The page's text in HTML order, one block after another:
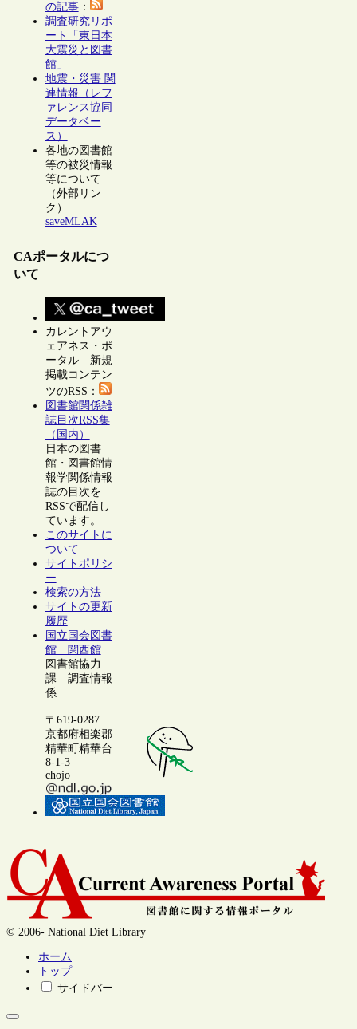
の記事：
調査研究リポ
ート「東日本
大震災と図書
館」
地震・災害 関
連情報（レフ
ァレンス協同
データベー
ス）
各地の図書館
等の被災情報
等について
（外部リン
ク）
saveMLAK
CAポータルにつ
いて
カレントアウ
ェアネス・ポ
ータル 新規
掲載コンテン
ツのRSS：
図書館関係雑
誌目次RSS集
（国内）
日本の図書
館・図書館情
報学関係情報
誌の目次を
RSSで配信し
ています。
このサイトに
ついて
サイトポリシ
ー
検索の方法
サイトの更新
履歴
国立国会図書
館 関西館
図書館協力
課 調査情報
係
〒619-0287
京都府相楽郡
精華町精華台
8-1-3
chojo
© 2006- National Diet Library
ホーム
トップ
サイドバー